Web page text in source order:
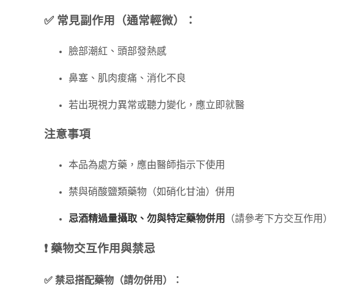
✅ 常見副作用（通常輕微）：
臉部潮紅、頭部發熱感
鼻塞、肌肉痠痛、消化不良
若出現視力異常或聽力變化，應立即就醫
注意事項
本品為處方藥，應由醫師指示下使用
禁與硝酸鹽類藥物（如硝化甘油）併用
忌酒精過量攝取、勿與特定藥物併用 （請參考下方交互作用）
❗ 藥物交互作用與禁忌
✅ 禁忌搭配藥物（請勿併用）：